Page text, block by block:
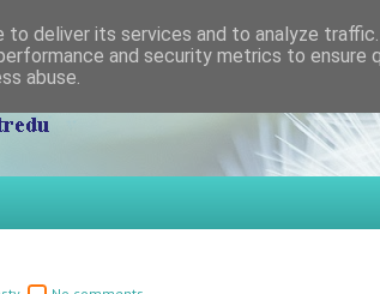
deliver its services and to analyze
and security metrics to ensure
abuse.